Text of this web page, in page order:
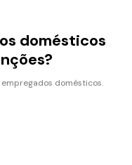
domésticos
domésticos.